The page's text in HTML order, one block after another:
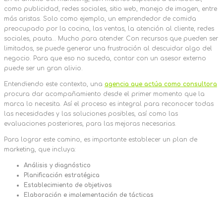
como publicidad, redes sociales, sitio web, manejo de imagen, entre
más aristas. Solo como ejemplo, un emprendedor de comida
preocupado por la cocina, las ventas, la atención al cliente, redes
sociales, pauta… Mucho para atender. Con recursos que pueden ser
limitados, se puede generar una frustración al descuidar algo del
negocio. Para que eso no suceda, contar con un asesor externo
puede ser un gran alivio.
Entendiendo este contexto, una agencia que actúa como consultora
procura dar acompañamiento desde el primer momento que la
marca lo necesita. Así el proceso es integral para reconocer todas
las necesidades y las soluciones posibles, así como las
evaluaciones posteriores, para las mejoras necesarias.
Para lograr este camino, es importante establecer un plan de
marketing, que incluya:
Análisis y diagnóstico
Planificación estratégica
Establecimiento de objetivos
Elaboración e implementación de tácticas